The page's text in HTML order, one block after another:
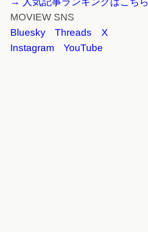
MOVIEW SNS
Bluesky
Threads
X
Instagram
YouTube